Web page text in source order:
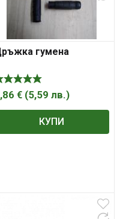
гумена
€ (5,59 лв.)
КУПИ